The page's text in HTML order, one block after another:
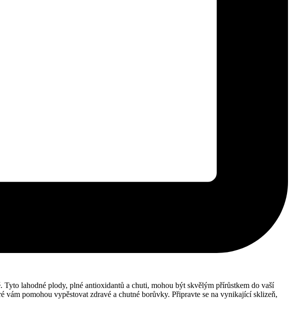
lahodné plody, plné antioxidantů a chuti, mohou být skvělým přírůstkem do vaší
pomohou vypěstovat zdravé a chutné borůvky. Připravte se na vynikající sklizeň,